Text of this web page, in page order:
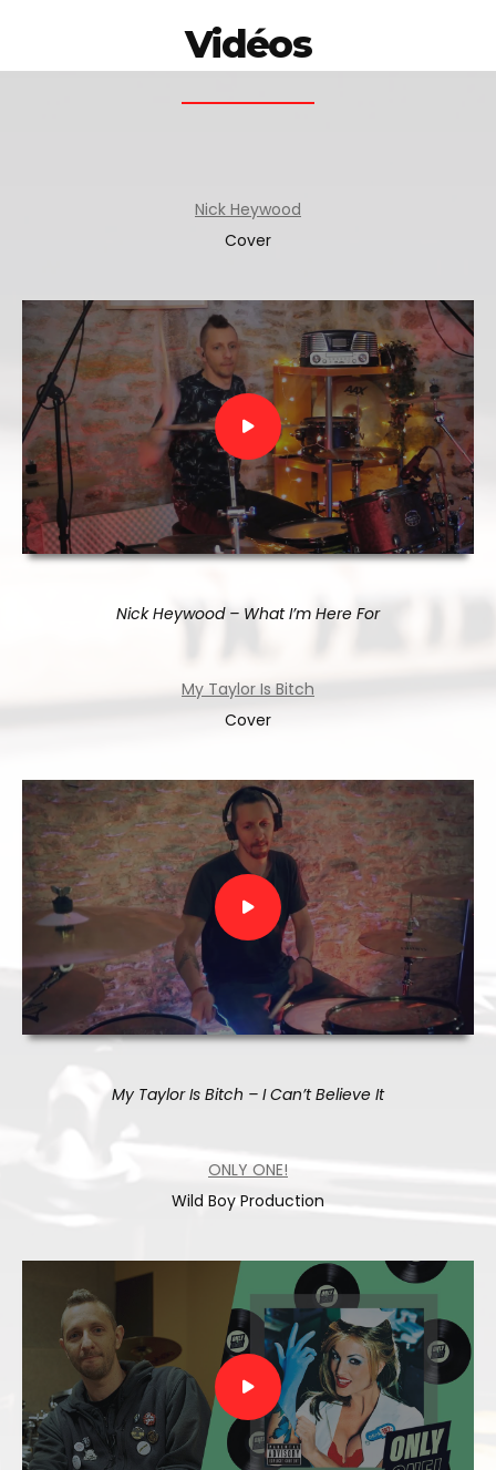
Vidéos
Nick Heywood
Cover
Nick Heywood – What I’m Here For
My Taylor Is Bitch
Cover
My Taylor Is Bitch – I Can’t Believe It
ONLY ONE!
Wild Boy Production